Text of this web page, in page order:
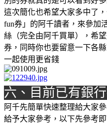
這次簡化也希望大家多中了
fun券」的阿千讀者，來參加
絲（完全由阿千買單），希
券，同時你也要留意一下各
一起使用更省錢
六、目前已有銀
阿千先簡單快速整理給大家
給予大家參考，以下先參考即